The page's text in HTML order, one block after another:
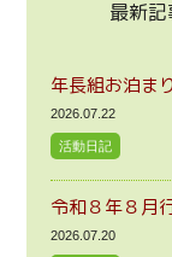
最新記
年長組お泊ま
2026.07.22
活動日記
令和８年８月
2026.07.20